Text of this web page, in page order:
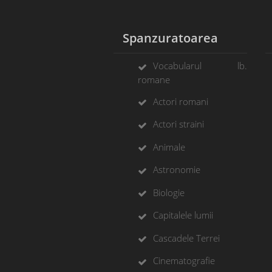
Spanzuratoarea
Vocabularul lb.
romane
Actori romani
Actori straini
Animale
Astronomie
Biologie
Capitalele lumii
Cascadele Terrei
Cinematografie